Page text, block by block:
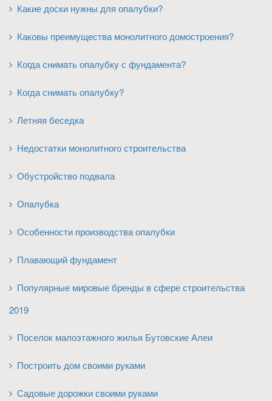
Какие доски нужны для опалубки?
Каковы преимущества монолитного домостроения?
Когда снимать опалубку с фундамента?
Когда снимать опалубку?
Летняя беседка
Недостатки монолитного строительства
Обустройство подвала
Опалубка
Особенности производства опалубки
Плавающий фундамент
Популярные мировые бренды в сфере строительства
2019
Поселок малоэтажного жилья Бутовские Алеи
Построить дом своими руками
Садовые дорожки своими руками